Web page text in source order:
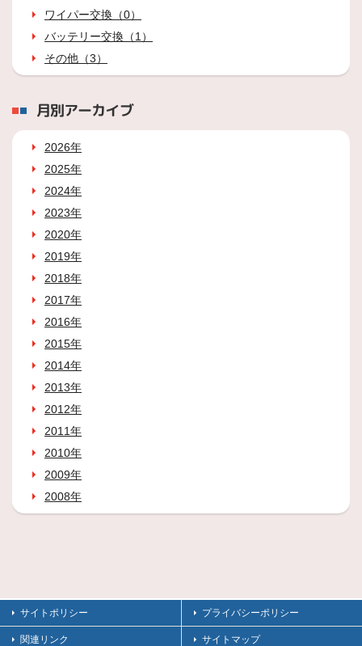
ワイパー交換（0）
バッテリー交換（1）
その他（3）
月別アーカイブ
2026年
2025年
2024年
2023年
2020年
2019年
2018年
2017年
2016年
2015年
2014年
2013年
2012年
2011年
2010年
2009年
2008年
サイトポリシー プライバシーポリシー
関連リンク サイトマップ